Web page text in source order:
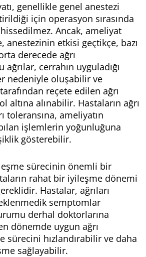
genellikle genel anestezi
için operasyon sırasında
Ancak, ameliyat
anestezinin etkisi geçtikçe, bazı
derecede ağrı
cerrahın uyguladığı
nedeniyle oluşabilir ve
reçete edilen ağrı
altına alınabilir. Hastaların ağrı
toleransına, ameliyatın
işlemlerin yoğunluğuna
gösterebilir.
sürecinin önemli bir
rahat bir iyileşme dönemi
Hastalar, ağrıları
semptomlar
derhal doktorlarına
dönemde uygun ağrı
sürecini hızlandırabilir ve daha
sağlayabilir.